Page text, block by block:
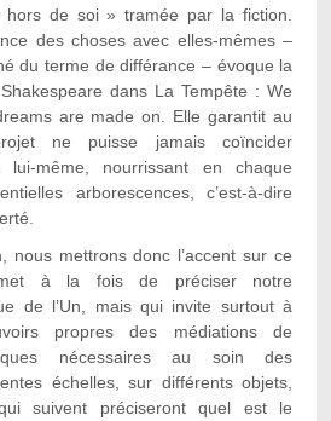
de soi » tramée par la fiction.
des choses avec elles-mêmes –
du terme de différance – évoque la
dans La Tempête : We
are made on. Elle garantit au
ne puisse jamais coïncider
lui-même, nourrissant en chaque
arborescences, c’est-à-dire
nous mettrons donc l’accent sur ce
à la fois de préciser notre
de l’Un, mais qui invite surtout à
propres des médiations de
nécessaires au soin des
échelles, sur différents objets,
suivent préciseront quel est le